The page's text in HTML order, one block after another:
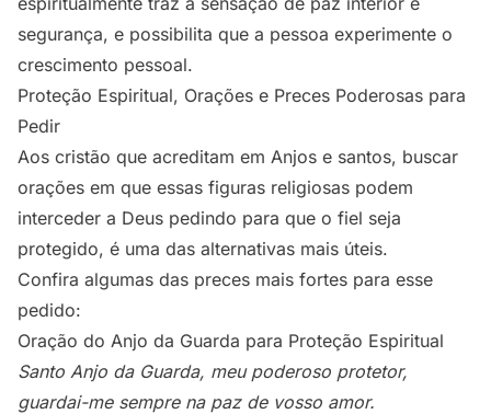
segurança, e possibilita que a pessoa experimente o
crescimento pessoal.
Proteção Espiritual, Orações e Preces Poderosas para
Pedir
Aos cristão que acreditam em Anjos e santos, buscar
orações em que essas figuras religiosas podem
interceder a Deus pedindo para que o fiel seja
protegido, é uma das alternativas mais úteis.
Confira algumas das preces mais fortes para esse
pedido:
Oração do Anjo da Guarda para Proteção Espiritual
Santo Anjo da Guarda, meu poderoso protetor,
guardai-me sempre na paz de vosso amor.